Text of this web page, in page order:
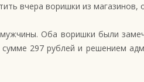
вчера воришки из
Оба воришки были
297 рублей и решением